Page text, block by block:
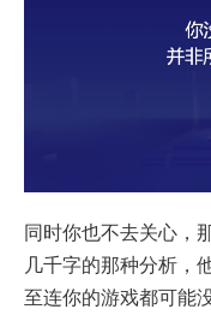
同时你也不去关心，
几千字的那种分析，
至连你的游戏都可能